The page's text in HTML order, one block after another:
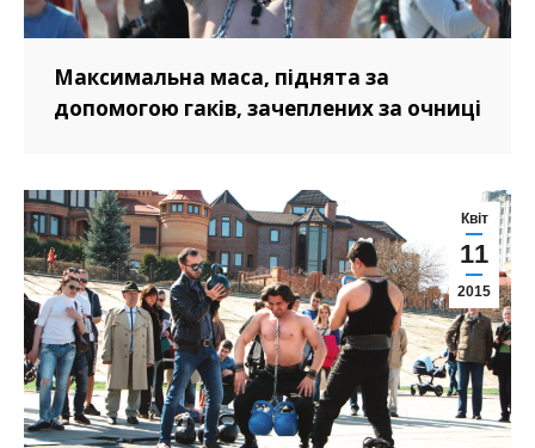
Максимальна маса, піднята за
допомогою гаків, зачеплених за очниці
Квіт
11
2015